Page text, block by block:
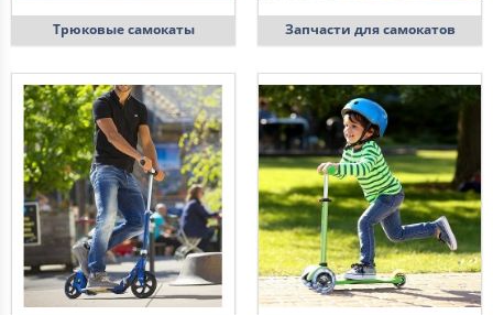
Трюковые самокаты Запчасти для самокатов